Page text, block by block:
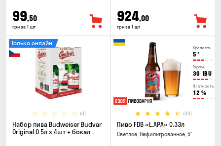
99,50
грн за 1 шт
924,00
грн за 1 шт
(0)
Только онлайн
Набор пива Budweiser Budvar
Original 0.5л х 4шт + бокал
Крепость
5 °
Горечь
30 IBU
Плотность
12 %
(30)
Пиво FDB «L.APA» 0.33л
Светлое, Нефильтрованное, 5°